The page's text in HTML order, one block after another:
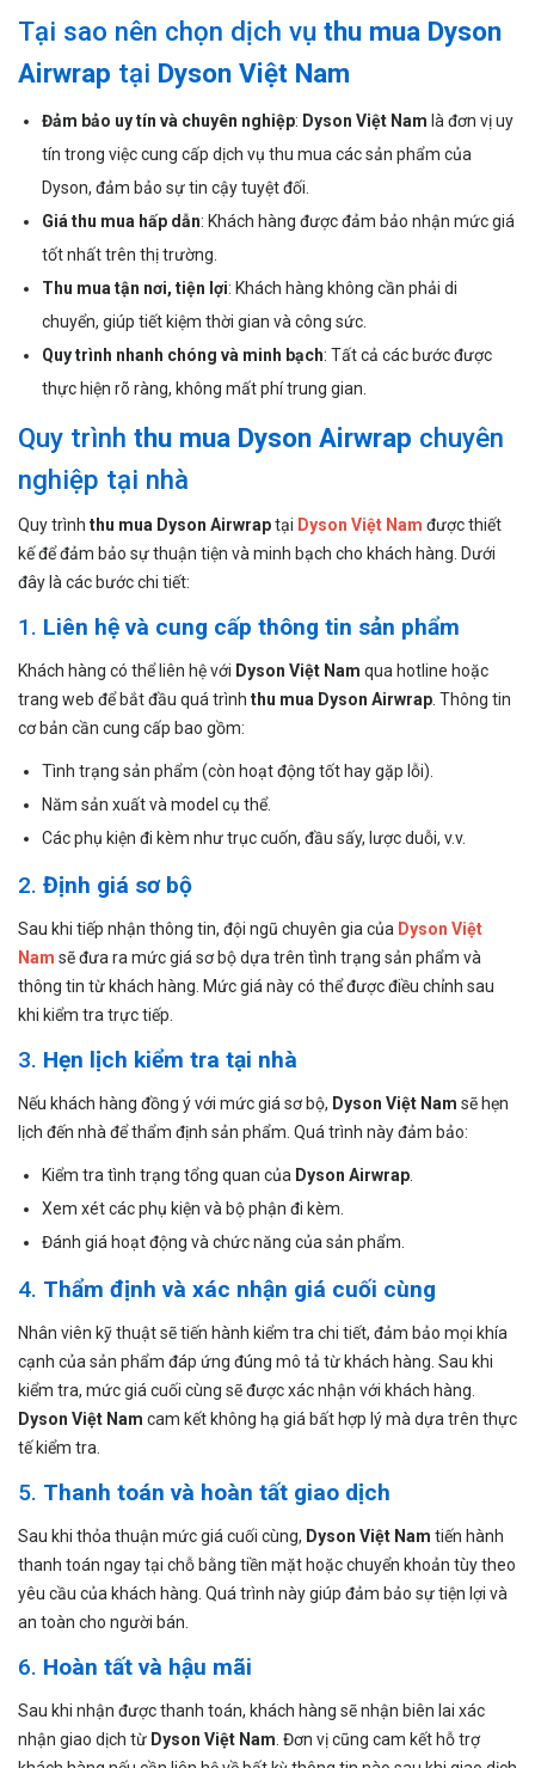
Tại sao nên chọn dịch vụ thu mua Dyson
Airwrap tại Dyson Việt Nam
Đảm bảo uy tín và chuyên nghiệp: Dyson Việt Nam là đơn vị uy
tín trong việc cung cấp dịch vụ thu mua các sản phẩm của
Dyson, đảm bảo sự tin cậy tuyệt đối.
Giá thu mua hấp dẫn: Khách hàng được đảm bảo nhận mức giá
tốt nhất trên thị trường.
Thu mua tận nơi, tiện lợi: Khách hàng không cần phải di
chuyển, giúp tiết kiệm thời gian và công sức.
Quy trình nhanh chóng và minh bạch: Tất cả các bước được
thực hiện rõ ràng, không mất phí trung gian.
Quy trình thu mua Dyson Airwrap chuyên
nghiệp tại nhà
Quy trình thu mua Dyson Airwraptại Dyson Việt Nam được thiết
kế để đảm bảo sự thuận tiện và minh bạch cho khách hàng. Dưới
đây là các bước chi tiết:
1. Liên hệ và cung cấp thông tin sản phẩm
Khách hàng có thể liên hệ với Dyson Việt Nam qua hotline hoặc
trang web để bắt đầu quá trình thu mua Dyson Airwrap . Thông tin
cơ bản cần cung cấp bao gồm:
Tình trạng sản phẩm (còn hoạt động tốt hay gặp lỗi).
Năm sản xuất và model cụ thể.
Các phụ kiện đi kèm như trục cuốn, đầu sấy, lược duỗi, v.v.
2. Định giá sơ bộ
Sau khi tiếp nhận thông tin, đội ngũ chuyên gia của Dyson Việt
Nam sẽ đưa ra mức giá sơ bộ dựa trên tình trạng sản phẩm và
thông tin từ khách hàng. Mức giá này có thể được điều chỉnh sau
khi kiểm tra trực tiếp.
3. Hẹn lịch kiểm tra tại nhà
Nếu khách hàng đồng ý với mức giá sơ bộ, Dyson Việt Nam sẽ hẹn
lịch đến nhà để thẩm định sản phẩm. Quá trình này đảm bảo:
Kiểm tra tình trạng tổng quan của Dyson Airwrap
Xem xét các phụ kiện và bộ phận đi kèm.
Đánh giá hoạt động và chức năng của sản phẩm.
4. Thẩm định và xác nhận giá cuối cùng
Nhân viên kỹ thuật sẽ tiến hành kiểm tra chi tiết, đảm bảo mọi khía
cạnh của sản phẩm đáp ứng đúng mô tả từ khách hàng. Sau khi
kiểm tra, mức giá cuối cùng sẽ được xác nhận với khách hàng.
Dyson Việt Nam cam kết không hạ giá bất hợp lý mà dựa trên thực
tế kiểm tra.
5. Thanh toán và hoàn tất giao dịch
Sau khi thỏa thuận mức giá cuối cùng, Dyson Việt Nam tiến hành
thanh toán ngay tại chỗ bằng tiền mặt hoặc chuyển khoản tùy theo
yêu cầu của khách hàng. Quá trình này giúp đảm bảo sự tiện lợi và
an toàn cho người bán.
6. Hoàn tất và hậu mãi
Sau khi nhận được thanh toán, khách hàng sẽ nhận biên lai xác
nhận giao dịch từ Dyson Việt Nam . Đơn vị cũng cam kết hỗ trợ